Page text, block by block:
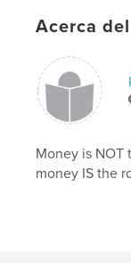
IdiomaEnglish
Afghanistan ,
Acerca
Money is NOT
money IS the